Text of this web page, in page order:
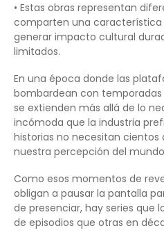
• Estas obras representan
comparten una
generar impacto cultural
limitados.
En una época donde las
bombardean con
se extienden más allá de lo
incómoda que la industria
historias no necesitan cientos
nuestra percepción del
Como esos momentos de
obligan a pausar la pantalla
de presenciar, hay series que
de episodios que otras en